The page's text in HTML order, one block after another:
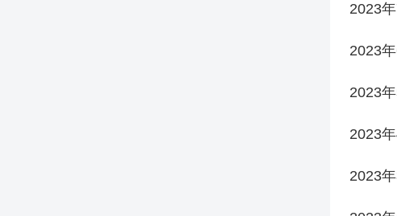
2023年
2023年
2023年
2023年
2023年